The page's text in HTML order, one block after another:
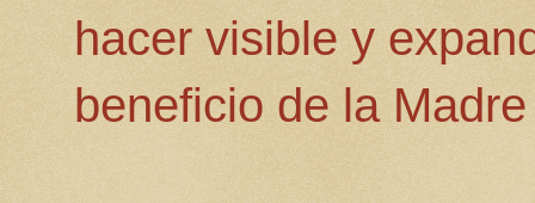
hacer visible y
beneficio de la